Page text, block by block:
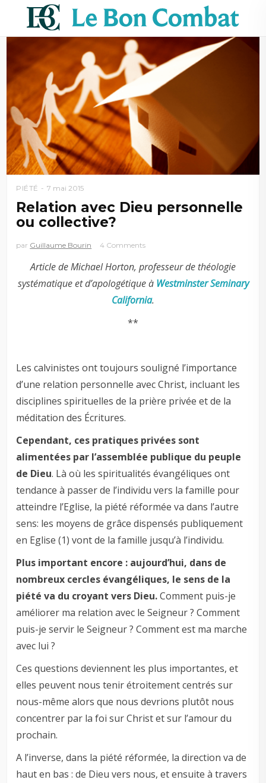
PIÉTÉ 7 mai 2015
Relation avec Dieu personnelle
ou collective?
par Guillaume Bourin 4 Comments
Article de Michael Horton, professeur de théologie
systématique et d’apologétique à Westminster Seminary
California.
**
Les calvinistes ont toujours souligné l’importance
d’une relation personnelle avec Christ, incluant les
disciplines spirituelles de la prière privée et de la
méditation des Écritures.
Cependant, ces pratiques privées sont
alimentées par l’assemblée publique du peuple
de Dieu. Là où les spiritualités évangéliques ont
tendance à passer de l’individu vers la famille pour
atteindre l’Eglise, la piété réformée va dans l’autre
sens: les moyens de grâce dispensés publiquement
en Eglise (1) vont de la famille jusqu’à l’individu.
Plus important encore : aujourd’hui, dans de
nombreux cercles évangéliques, le sens de la
piété va du croyant vers Dieu.Comment puis-je
améliorer ma relation avec le Seigneur ? Comment
puis-je servir le Seigneur ? Comment est ma marche
avec lui ?
Ces questions deviennent les plus importantes, et
elles peuvent nous tenir étroitement centrés sur
nous-même alors que nous devrions plutôt nous
concentrer par la foi sur Christ et sur l’amour du
prochain.
A l’inverse, dans la piété réformée, la direction va de
haut en bas : de Dieu vers nous, et ensuite à travers